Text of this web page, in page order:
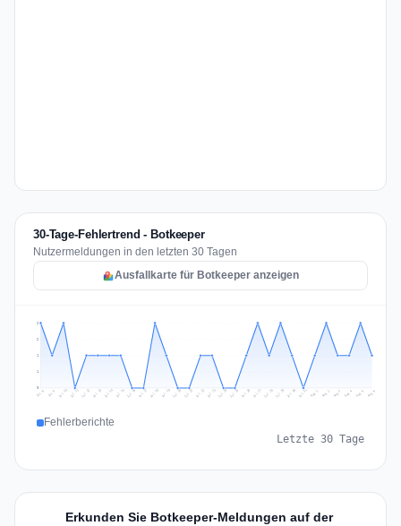
30-Tage-Fehlertrend - Botkeeper
Nutzermeldungen in den letzten 30 Tagen
Ausfallkarte für Botkeeper anzeigen
1
1
2
2
Jul 8 Jul 9 Jul 10 Jul 11 Jul 12 Jul 13 Jul 14 Jul 15 Jul 16 Jul 17 Jul 18 Jul 19 Jul 20 Jul 21 Jul 22 Jul 23 Jul 24 Jul 25 Jul 26 Jul 27 Jul 28 Jul 29 Jul 30 Jul 31 Aug 1 Aug 2 Aug 3 Aug 4 Aug 5 Aug 6
Fehlerberichte
Letzte 30 Tage
Erkunden Sie Botkeeper-Meldungen auf der